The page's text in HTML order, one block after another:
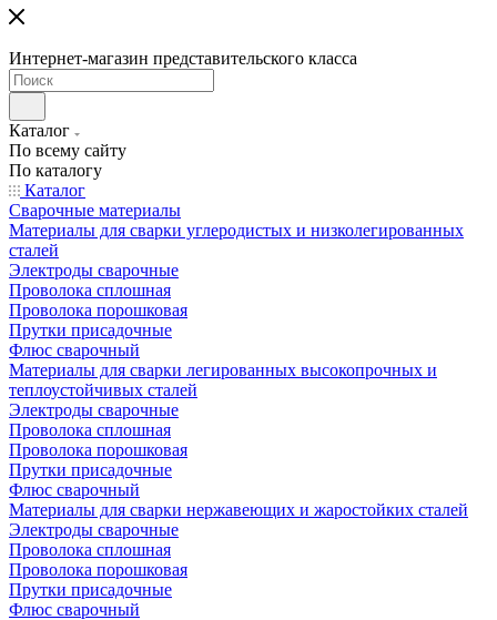
Интернет-магазин представительского класса
Каталог
По всему сайту
По каталогу
Каталог
Сварочные материалы
Материалы для сварки углеродистых и низколегированных
сталей
Электроды сварочные
Проволока сплошная
Проволока порошковая
Прутки присадочные
Флюс сварочный
Материалы для сварки легированных высокопрочных и
теплоустойчивых сталей
Электроды сварочные
Проволока сплошная
Проволока порошковая
Прутки присадочные
Флюс сварочный
Материалы для сварки нержавеющих и жаростойких сталей
Электроды сварочные
Проволока сплошная
Проволока порошковая
Прутки присадочные
Флюс сварочный